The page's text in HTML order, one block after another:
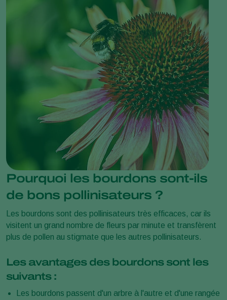
Pourquoi les bourdons sont-ils
de bons pollinisateurs ?
Les bourdons sont des pollinisateurs très efficaces, car ils
visitent un grand nombre de fleurs par minute et transfèrent
plus de pollen au stigmate que les autres pollinisateurs.
Les avantages des bourdons sont les
suivants :
Les bourdons passent d'un arbre à l'autre et d'une rangée